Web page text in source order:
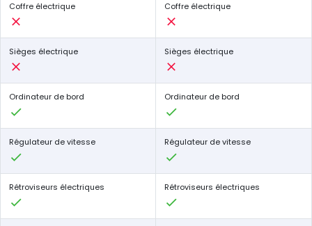
Coffre électrique Coffre électrique
Sièges électrique Sièges électrique
Ordinateur de bord Ordinateur de bord
Régulateur de vitesse Régulateur de vitesse
Rétroviseurs électriques Rétroviseurs électriques